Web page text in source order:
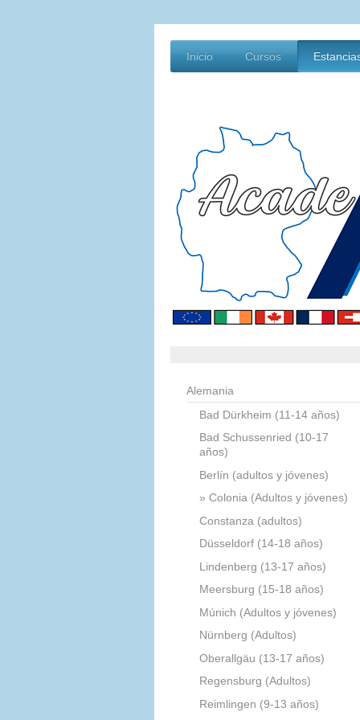
Inicio Cursos
Alemania
Bad Dürkheim (11-14 años)
Bad Schussenried (10-17
años)
Berlín (adultos y jóvenes)
Colonia (Adultos y jóvenes)
Constanza (adultos)
Düsseldorf (14-18 años)
Lindenberg (13-17 años)
Meersburg (15-18 años)
Múnich (Adultos y jóvenes)
Nürnberg (Adultos)
Oberallgäu (13-17 años)
Regensburg (Adultos)
Reimlingen (9-13 años)